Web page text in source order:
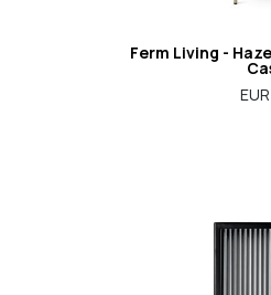
Ferm Living -